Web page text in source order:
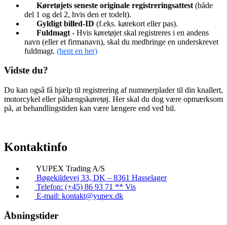
Køretøjets seneste originale registreringsattest (både
del 1 og del 2, hvis den er todelt).
Gyldigt billed-ID (f.eks. kørekort eller pas).
Fuldmagt - Hvis køretøjet skal registreres i en andens
navn (eller et firmanavn), skal du medbringe en underskrevet
fuldmagt. (hent en her)
Vidste du?
Du kan også få hjælp til registrering af nummerplader til din knallert,
motorcykel eller påhængskøretøj. Her skal du dog være opmærksom
på, at behandlingstiden kan være længere end ved bil.
Kontaktinfo
YUPEX Trading A/S
Bøgekildevej 33, DK – 8361 Hasselager
Telefon: (+45) 86 93 71 ** Vis
E-mail: kontakt@yupex.dk
Åbningstider